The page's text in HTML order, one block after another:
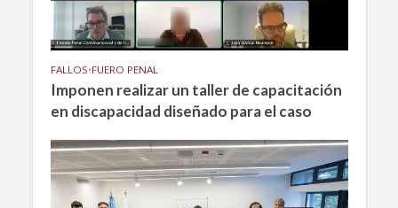
FALLOS•FUERO PENAL
Imponen realizar un taller de capacitación
en discapacidad diseñado para el caso